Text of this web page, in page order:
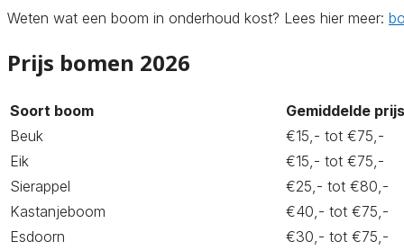
Weten wat een boom in onderhoud kost? Lees hier meer:
Prijs bomen 2026
Soort boom
Gemiddelde
Beuk
€15,- tot €75,-
Eik
€15,- tot €75,-
Sierappel
€25,- tot €80,-
Kastanjeboom
€40,- tot €75,-
Esdoorn
€30,- tot €75,-